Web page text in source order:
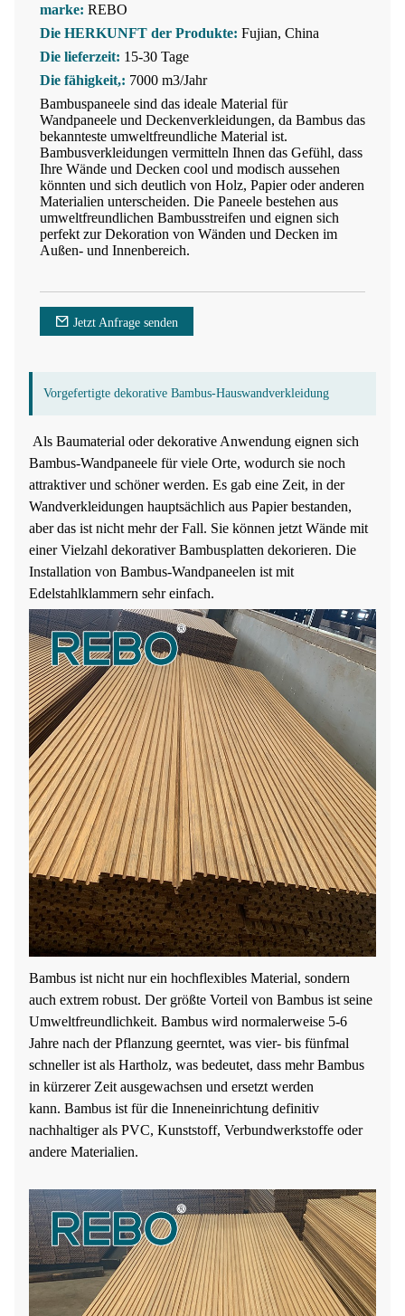
marke: REBO
Die HERKUNFT der Produkte: Fujian, China
Die lieferzeit: 15-30 Tage
Die fähigkeit,: 7000 m3/Jahr
Bambuspaneele sind das ideale Material für
Wandpaneele und Deckenverkleidungen, da Bambus das
bekannteste umweltfreundliche Material ist.
Bambusverkleidungen vermitteln Ihnen das Gefühl, dass
Ihre Wände und Decken cool und modisch aussehen
könnten und sich deutlich von Holz, Papier oder anderen
Materialien unterscheiden. Die Paneele bestehen aus
umweltfreundlichen Bambusstreifen und eignen sich
perfekt zur Dekoration von Wänden und Decken im
Außen- und Innenbereich.
Jetzt Anfrage senden
Vorgefertigte dekorative Bambus-Hauswandverkleidung
Als Baumaterial oder dekorative Anwendung eignen sich
Bambus-Wandpaneele für viele Orte, wodurch sie noch
attraktiver und schöner werden. Es gab eine Zeit, in der
Wandverkleidungen hauptsächlich aus Papier bestanden,
aber das ist nicht mehr der Fall. Sie können jetzt Wände mit
einer Vielzahl dekorativer Bambusplatten dekorieren. Die
Installation von Bambus-Wandpaneelen ist mit
Edelstahlklammern sehr einfach.
Bambus ist nicht nur ein hochflexibles Material, sondern
auch extrem robust. Der größte Vorteil von Bambus ist seine
Umweltfreundlichkeit. Bambus wird normalerweise 5-6
Jahre nach der Pflanzung geerntet, was vier- bis fünfmal
schneller ist als Hartholz, was bedeutet, dass mehr Bambus
in kürzerer Zeit ausgewachsen und ersetzt werden
kann. Bambus ist für die Inneneinrichtung definitiv
nachhaltiger als PVC, Kunststoff, Verbundwerkstoffe oder
andere Materialien.